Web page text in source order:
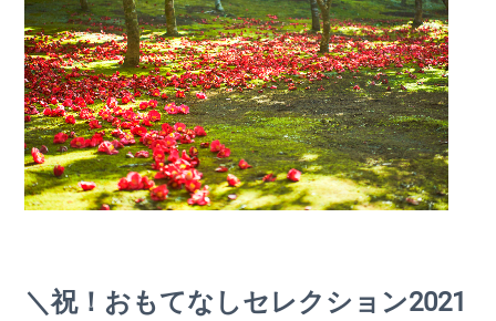
＼祝！おもてなしセレクション2021